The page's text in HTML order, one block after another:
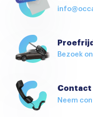
Airbag(s) side voor
Airbag passagier
Alarm klasse
Anti Blokkeer Systeem
Anti doorSlip
Bezoek
Contact
Neem